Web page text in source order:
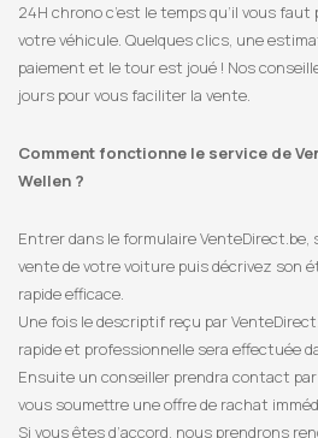
24H chrono c’est le temps qu’il vous
votre véhicule. Quelques clics, une
paiement et le tour est joué ! Nos
jours pour vous faciliter la vente.
Comment fonctionne le service de
Wellen ?
Entrer dans le formulaire VenteDirect.be,
vente de votre voiture puis décrivez son
rapide efficace.
Une fois le descriptif reçu par
rapide et professionnelle sera effectuée
Ensuite un conseiller prendra contact
vous soumettre une offre de rachat
Si vous êtes d’accord, nous prendrons